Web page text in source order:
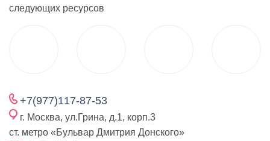
следующих ресурсов
+7(977)117-87-53
г. Москва, ул.Грина, д.1, корп.3
ст. метро «Бульвар Дмитрия Донского»